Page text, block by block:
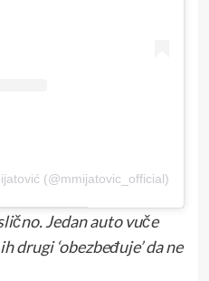
(@mmijatovic_official)
Jedan auto vuče
drugi ‘obezbeđuje’ da ne